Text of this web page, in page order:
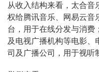
从收入结构来看，太合音
权给腾讯音乐、网易云音
台，用于在线分发与消费
及电视广播机构等电影、
司及广播公司，用于视听